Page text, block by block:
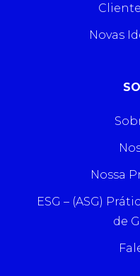
Novas
Nossa
ESG – (ASG)
de